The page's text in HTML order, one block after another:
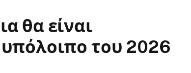
θα είναι
του 2026